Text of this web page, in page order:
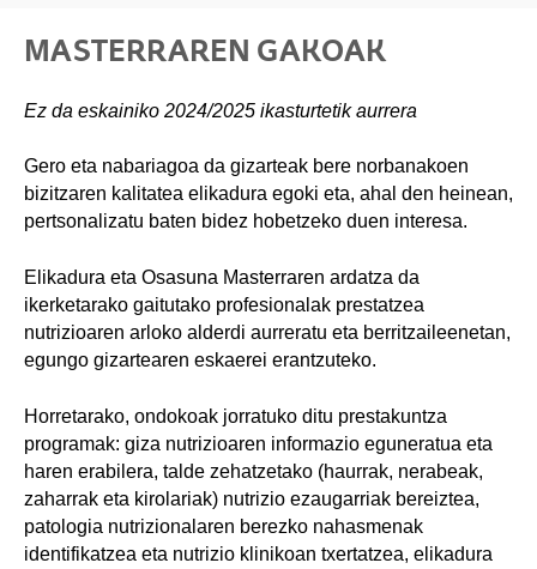
MASTERRAREN GAKOAK
Ez da eskainiko 2024/2025 ikasturtetik aurrera
Gero eta nabariagoa da gizarteak bere norbanakoen
bizitzaren kalitatea elikadura egoki eta, ahal den heinean,
pertsonalizatu baten bidez hobetzeko duen interesa.
Elikadura eta Osasuna Masterraren ardatza da
ikerketarako gaitutako profesionalak prestatzea
nutrizioaren arloko alderdi aurreratu eta berritzaileenetan,
egungo gizartearen eskaerei erantzuteko.
Horretarako, ondokoak jorratuko ditu prestakuntza
programak: giza nutrizioaren informazio eguneratua eta
haren erabilera, talde zehatzetako (haurrak, nerabeak,
zaharrak eta kirolariak) nutrizio ezaugarriak bereiztea,
patologia nutrizionalaren berezko nahasmenak
identifikatzea eta nutrizio klinikoan txertatzea, elikadura